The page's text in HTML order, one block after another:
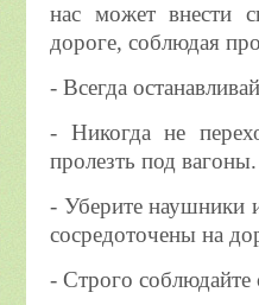
нас может внести
дороге, соблюдая
- Всегда
- Никогда не
пролезть под вагоны.
- Уберите наушники
сосредоточены на
- Строго